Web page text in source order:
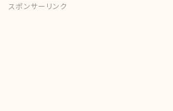
スポンサーリンク